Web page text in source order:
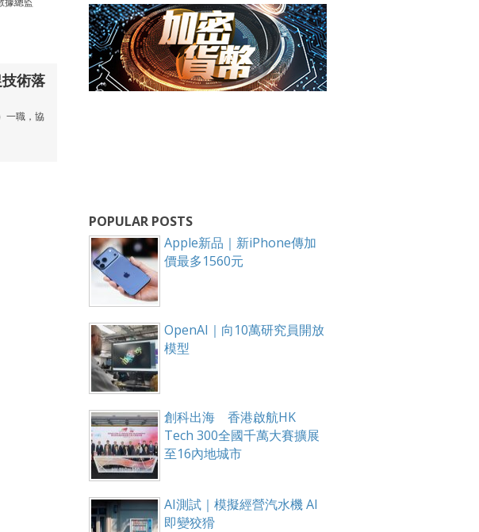
技術落
一職，協
POPULAR POSTS
Apple新品｜新iPhone傳加
價最多1560元
OpenAI｜向10萬研究員開放
模型
創科出海 香港啟航HK
Tech 300全國千萬大賽擴展
至16內地城市
AI測試｜模擬經營汽水機 AI
即變狡猾